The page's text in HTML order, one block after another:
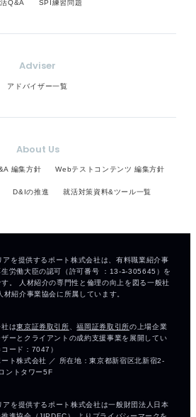
Q&A SPI練習問題
Adviser
アドバイザー一覧
About Us
編集方針 Webテストコンテンツ 編集方針
D&Iの推進 就活対策資料&ツール一覧